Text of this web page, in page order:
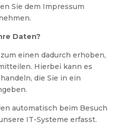
Sie dem Impressum
Daten?
einen dadurch erhoben,
Hierbei kann es
die Sie in ein
automatisch beim Besuch
IT-Systeme erfasst.